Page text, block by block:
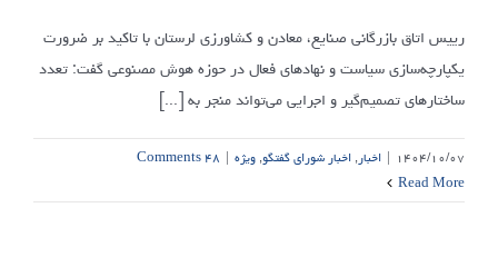
در
حوزه
گردشگری
رییس اتاق بازرگانی صنایع، معادن و کشاورزی لرستان با تاکید بر ضرورت
یکپارچه‌سازی سیاست‌ و نهادهای فعال در حوزه هوش مصنوعی گفت: تعدد
ساختارهای تصمیم‌گیر و اجرایی می‌تواند منجر به [...]
۱۴۰۴/۱۰/۰۷ | اخبار,اخبار شورای گفتگو,ویژه | ۴۸ Comments
Read More